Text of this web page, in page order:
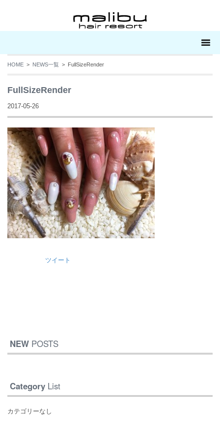
HOME > NEWS一覧 > FullSizeRender
FullSizeRender
2017-05-26
ツイート
NEW POSTS
Category List
カテゴリーなし